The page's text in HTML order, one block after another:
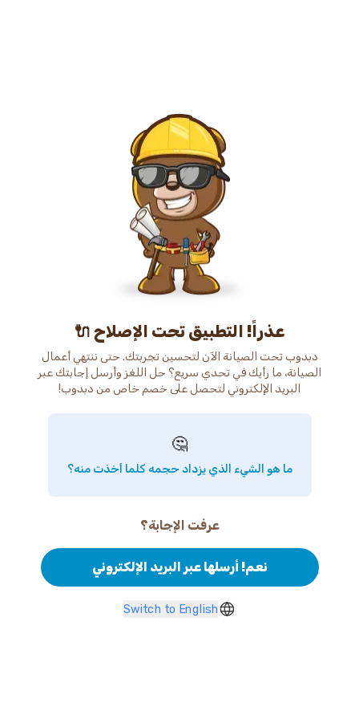
عذراً! التطبيق تحت الإصلاح 🔌
دبدوب تحت الصيانة الآن لتحسين تجربتك. حتى ننتهي أعمال
الصيانة، ما رأيك في تحدي سريع؟ حل اللغز وأرسل إجابتك عبر
البريد الإلكتروني لتحصل على خصم خاص من دبدوب!
🤔
ما هو الشيء الذي يزداد حجمه كلما أخذت منه؟
عرفت الإجابة؟
نعم! أرسلها عبر البريد الإلكتروني
Switch to English